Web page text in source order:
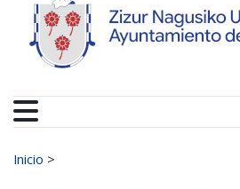
Buscar:
Inicio >